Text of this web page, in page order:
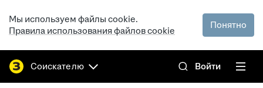
Мы используем файлы cookie.
Правила использования файлов cookie
Понятно
Соискателю Войти